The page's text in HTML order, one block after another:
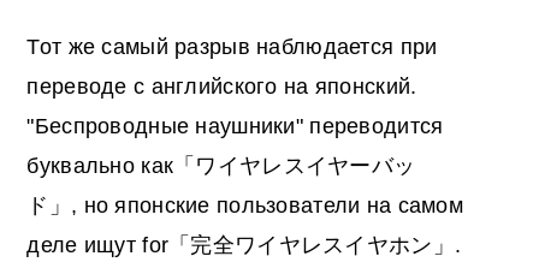
Тот же самый разрыв наблюдается при
переводе с английского на японский.
"Беспроводные наушники" переводится
буквально как「ワイヤレスイヤーバッ
ド」, но японские пользователи на самом
деле ищут for「完全ワイヤレスイヤホン」.